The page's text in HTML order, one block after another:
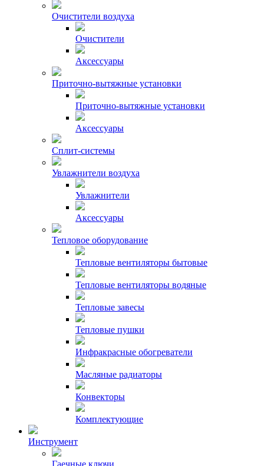
Очистители воздуха
Очистители
Аксессуары
Приточно-вытяжные установки
Приточно-вытяжные установки
Аксессуары
Сплит-системы
Увлажнители воздуха
Увлажнители
Аксессуары
Тепловое оборудование
Тепловые вентиляторы бытовые
Тепловые вентиляторы водяные
Тепловые завесы
Тепловые пушки
Инфракрасные обогреватели
Масляные радиаторы
Конвекторы
Комплектующие
Инструмент
Гаечные ключи